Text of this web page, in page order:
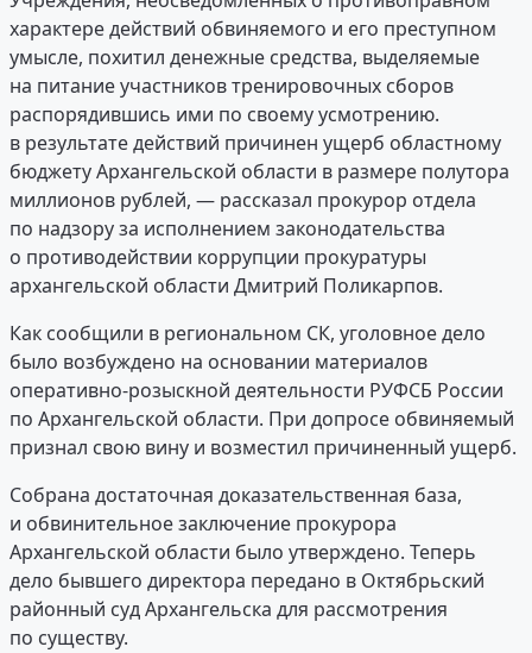
характере действий обвиняемого и его преступном
умысле, похитил денежные средства, выделяемые
на питание участников тренировочных сборов
распорядившись ими по своему усмотрению.
в результате действий причинен ущерб областному
бюджету Архангельской области в размере полутора
миллионов рублей, — рассказал прокурор отдела
по надзору за исполнением законодательства
о противодействии коррупции прокуратуры
архангельской области Дмитрий Поликарпов.
Как сообщили в региональном СК, уголовное дело
было возбуждено на основании материалов
оперативно-розыскной деятельности РУФСБ России
по Архангельской области. При допросе обвиняемый
признал свою вину и возместил причиненный ущерб.
Собрана достаточная доказательственная база,
и обвинительное заключение прокурора
Архангельской области было утверждено. Теперь
дело бывшего директора передано в Октябрьский
районный суд Архангельска для рассмотрения
по существу.